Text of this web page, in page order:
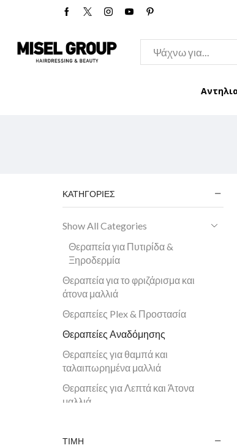
ΚΑΤΗΓΟΡΊΕΣ
Show All Categories
Θεραπεία για Πυτιρίδα &
Ξηροδερμία
Θεραπεία για το φριζάρισμα και
άτονα μαλλιά
Θεραπείες Plex & Προστασία
Θεραπείες Αναδόμησης
Θεραπείες για θαμπά και
ταλαιπωρημένα μαλλιά
Θεραπείες για Λεπτά και Άτονα
μαλλιά
ΤΙΜΗ